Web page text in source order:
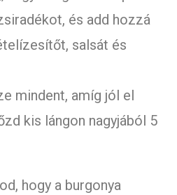
és add hozzá
salsát és
mindent, amíg jól el
kis lángon nagyjából 5
hogy a burgonya